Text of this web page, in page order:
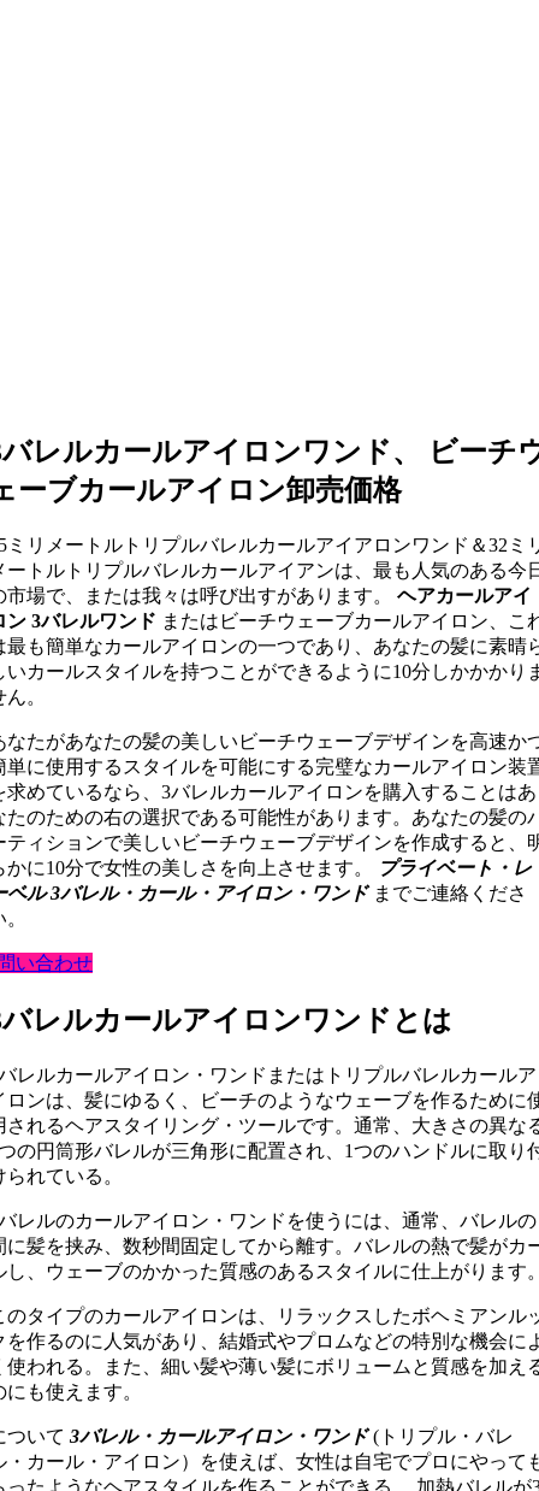
レルカールアイロンワンド、
ビーチ
ーブカールアイロン卸売価格
ミリメートルトリプルバレルカールアイアロンワンド＆32ミ
ートルトリプルバレルカールアイアンは、最も人気のある今
市場で、または我々は呼び出すがあります。ヘアカールアイ
ン 3バレルワンド またはビーチウェーブカールアイロン、こ
最も簡単なカールアイロンの一つであり、あなたの髪に素晴
いカールスタイルを持つことができるように10分しかかかり
ん。
なたがあなたの髪の美しいビーチウェーブデザインを高速か
単に使用するスタイルを可能にする完璧なカールアイロン装
求めているなら、3バレルカールアイロンを購入することはあ
たのための右の選択である可能性があります。あなたの髪の
ティションで美しいビーチウェーブデザインを作成すると、
かに10分で女性の美しさを向上させます。
プライベート・レ
ベル 3バレル・カール・アイロン・ワンドまでご連絡くださ
い合わせ
レルカールアイロンワンドとは
レルカールアイロン・ワンドまたはトリプルバレルカールア
ロンは、髪にゆるく、ビーチのようなウェーブを作るために
されるヘアスタイリング・ツールです。通常、大きさの異な
の円筒形バレルが三角形に配置され、1つのハンドルに取り
られている。
レルのカールアイロン・ワンドを使うには、通常、バレルの
に髪を挟み、数秒間固定してから離す。バレルの熱で髪がカ
し、ウェーブのかかった質感のあるスタイルに仕上がります
のタイプのカールアイロンは、リラックスしたボヘミアンル
を作るのに人気があり、結婚式やプロムなどの特別な機会に
使われる。また、細い髪や薄い髪にボリュームと質感を加え
にも使えます。
ついて3バレル・カールアイロン・ワンド(トリプル・バレ
・カール・アイロン）を使えば、女性は自宅でプロにやって
ったようなヘアスタイルを作ることができる。 加熱バレルが